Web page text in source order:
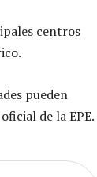
centros
pueden
de la EPE.